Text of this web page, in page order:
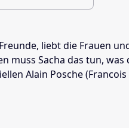
liebt die Frauen
Sacha das tun,
Alain Posche